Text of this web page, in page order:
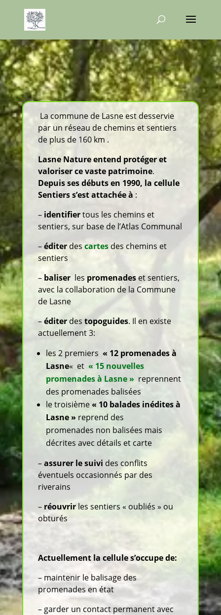
La commune de Lasne est desservie
par un réseau de chemins et sentiers
de plus de 160 km .
Lasne Nature entend protéger et
valoriser ce vaste patrimoine.
Depuis ses débuts en 1990, la cellule
Sentiers s’est attachée à :
– identifiertous les chemins et
sentiers, sur base de l’Atlas Communal
–éditerdes cartesdes chemins et
sentiers
– baliserles promenadeset sentiers,
avec la collaboration de la Commune
de Lasne
–éditerdes topoguides. Il en existe
actuellement 3:
les 2 premiers « 12 promenades à
Lasne« et « 15 nouvelles
promenades à Lasne » reprennent
des promenades balisées
le troisième« 10 balades inédites à
Lasne » reprend des
promenades non balisées mais
décrites avec détails et carte
–assurer le suivi des conflits
éventuels occasionnés par des
riverains
– réouvrirles sentiers « oubliés » ou
obturés
Actuellement la cellule s’occupe de:
– maintenir le balisage des
promenades en état
– garder un contact permanent avec